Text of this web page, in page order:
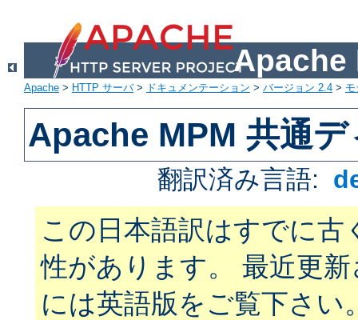
Apache
Apache > HTTP サーバ> ドキュメンテーション > バージョン 2.4 >
Apache MPM 共通
翻訳済み言語:
この日本語訳はすでに古
性があります。 最近更
には英語版をご覧下さい